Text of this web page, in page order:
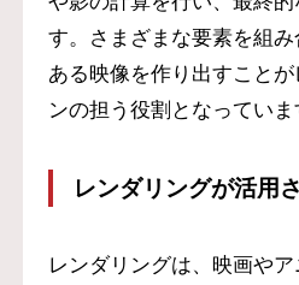
す。さまざまな要素を組
ある映像を作り出すこと
ンの担う役割となっていま
レンダリングが活用
レンダリングは、映画やア